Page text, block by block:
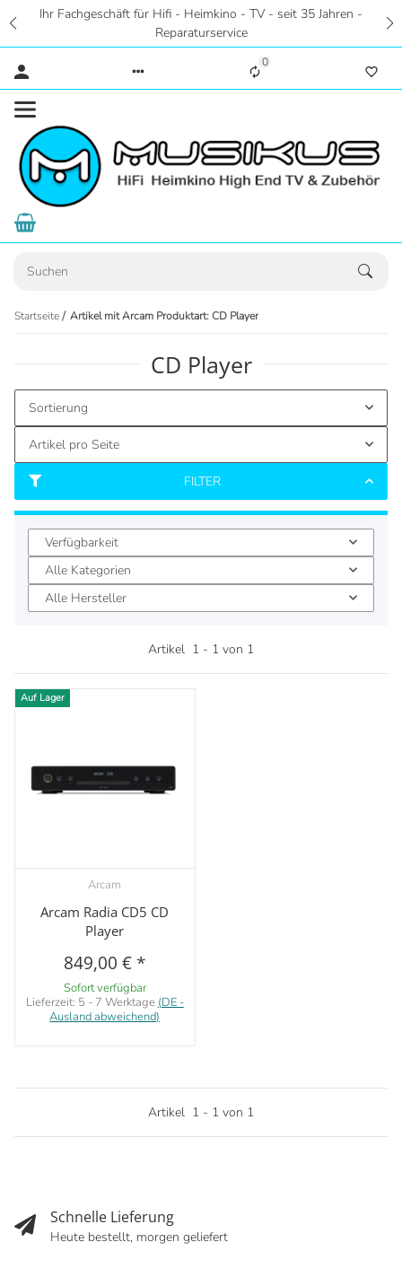
Ihr Fachgeschäft für Hifi - Heimkino - TV - seit 35 Jahren -
Reparaturservice
0
Startseite Artikel mit Arcam Produktart: CD Player
CD Player
FILTER
Sortierung
Artikel pro Seite
Verfügbarkeit
Alle Kategorien
Alle Hersteller
Artikel 1 - 1 von 1
Auf Lager
Arcam
Arcam Radia CD5 CD
Player
849,00 € *
Sofort verfügbar
Lieferzeit: 5 - 7 Werktage (DE -
Ausland abweichend)
Artikel 1 - 1 von 1
Schnelle Lieferung
Heute bestellt, morgen geliefert